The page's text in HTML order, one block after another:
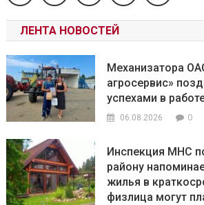
ЛЕНТА НОВОСТЕЙ
Механизатора
агросервис»
успехами в
06.08.2026 0
Инспекция МНС
району
жилья в
физлица могут